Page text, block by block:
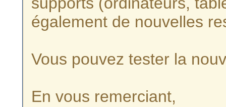
également de nouvelles
Vous pouvez tester la
En vous remerciant,